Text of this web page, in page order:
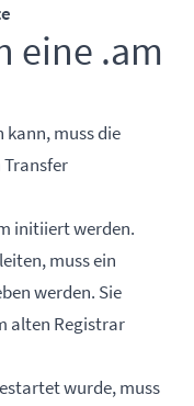
eine .am
kann, muss die
initiiert werden.
muss ein
werden. Sie
alten Registrar
wurde, muss